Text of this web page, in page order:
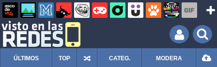
ÚLTIMOS TOP CATEG. MODERA